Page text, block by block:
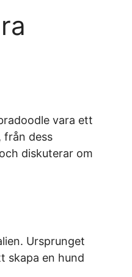
vara ett
från dess
diskuterar om
Ursprunget
skapa en hund